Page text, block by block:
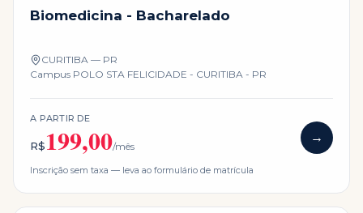
Biomedicina - Bacharelado
CURITIBA — PR
Campus POLO STA FELICIDADE - CURITIBA - PR
A PARTIR DE
R$199,00/mês
→
Inscrição sem taxa — leva ao formulário de matrícula